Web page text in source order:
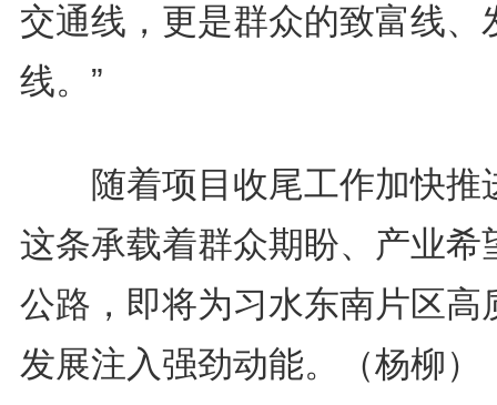
交通线，更是群众的致富线、
线。”
随着项目收尾工作加快推
这条承载着群众期盼、产业希
公路，即将为习水东南片区高
发展注入强劲动能。（杨柳）